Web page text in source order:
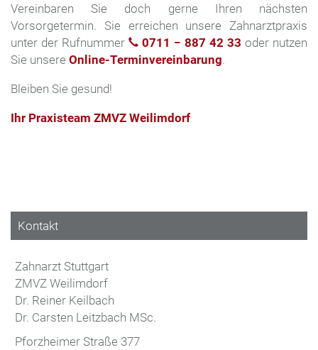
Vereinbaren Sie doch gerne Ihren nächsten
Vorsorgetermin. Sie erreichen unsere Zahnarztpraxis
unter der Rufnummer
0711 − 887 42 33 oder nutzen
Sie unsere Online-Terminvereinbarung.
Bleiben Sie gesund!
Ihr Praxisteam ZMVZ Weilimdorf
Kontakt
Zahnarzt Stuttgart
ZMVZ Weilimdorf
Dr. Reiner Keilbach
Dr. Carsten Leitzbach MSc.
Pforzheimer Straße 377